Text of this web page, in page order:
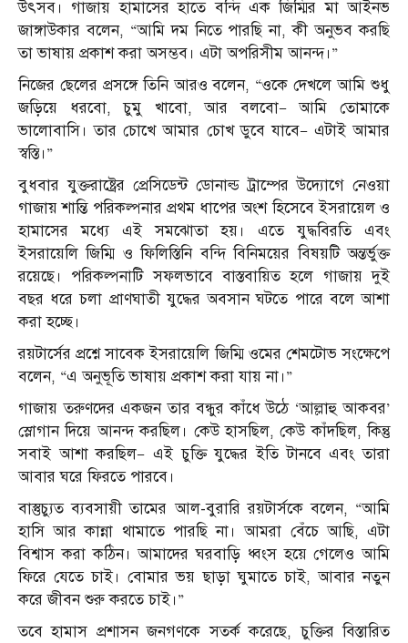
উৎসব। গাজায় হামাসের হাতে বন্দি এক জিম্মির মা আইনভ
জাঙ্গাউকার বলেন, “আমি দম নিতে পারছি না, কী অনুভব করছি
তা ভাষায় প্রকাশ করা অসম্ভব। এটা অপরিসীম আনন্দ।”
নিজের ছেলের প্রসঙ্গে তিনি আরও বলেন, “ওকে দেখলে আমি শুধু
জড়িয়ে ধরবো, চুমু খাবো, আর বলবো— আমি তোমাকে
ভালোবাসি। তার চোখে আমার চোখ ডুবে যাবে— এটাই আমার
স্বস্তি।”
বুধবার যুক্তরাষ্ট্রের প্রেসিডেন্ট ডোনাল্ড ট্রাম্পের উদ্যোগে নেওয়া
গাজায় শান্তি পরিকল্পনার প্রথম ধাপের অংশ হিসেবে ইসরায়েল ও
হামাসের মধ্যে এই সমঝোতা হয়। এতে যুদ্ধবিরতি এবং
ইসরায়েলি জিম্মি ও ফিলিস্তিনি বন্দি বিনিময়ের বিষয়টি অন্তর্ভুক্ত
রয়েছে। পরিকল্পনাটি সফলভাবে বাস্তবায়িত হলে গাজায় দুই
বছর ধরে চলা প্রাণঘাতী যুদ্ধের অবসান ঘটতে পারে বলে আশা
করা হচ্ছে।
রয়টার্সের প্রশ্নে সাবেক ইসরায়েলি জিম্মি ওমের শেমটোভ সংক্ষেপে
বলেন, “এ অনুভূতি ভাষায় প্রকাশ করা যায় না।”
গাজায় তরুণদের একজন তার বন্ধুর কাঁধে উঠে ‘আল্লাহু আকবর’
স্লোগান দিয়ে আনন্দ করছিল। কেউ হাসছিল, কেউ কাঁদছিল, কিন্তু
সবাই আশা করছিল— এই চুক্তি যুদ্ধের ইতি টানবে এবং তারা
আবার ঘরে ফিরতে পারবে।
বাস্তুচ্যুত ব্যবসায়ী তামের আল-বুরারি রয়টার্সকে বলেন, “আমি
হাসি আর কান্না থামাতে পারছি না। আমরা বেঁচে আছি, এটা
বিশ্বাস করা কঠিন। আমাদের ঘরবাড়ি ধ্বংস হয়ে গেলেও আমি
ফিরে যেতে চাই। বোমার ভয় ছাড়া ঘুমাতে চাই, আবার নতুন
করে জীবন শুরু করতে চাই।”
তবে হামাস প্রশাসন জনগণকে সতর্ক করেছে, চুক্তির বিস্তারিত